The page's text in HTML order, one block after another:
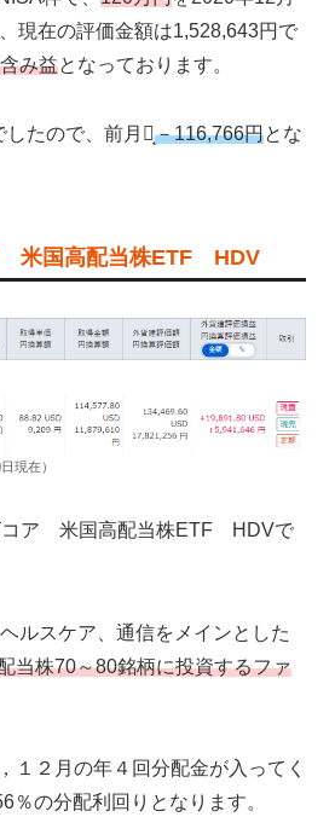
現在の評価金額は1,528,643円で
み益となっております。
たので、前月比̟－116,766円とな
米国高配当株ETF HDV
現在）
コア 米国高配当株ETF HDVで
ルスケア、通信をメインとした
当株70～80銘柄に投資するファ
１２月の年４回分配金が入ってく
％の分配利回りとなります。